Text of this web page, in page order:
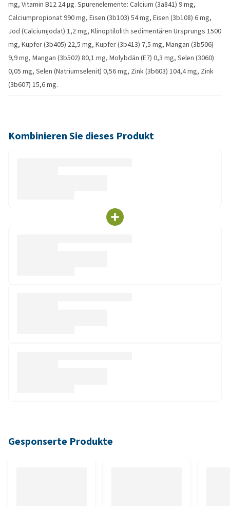
mg, Vitamin B12 24 µg. Spurenelemente: Calcium (3a841) 9 mg,
Calciumpropionat 990 mg, Eisen (3b103) 54 mg, Eisen (3b108) 6 mg,
Jod (Calciumjodat) 1,2 mg, Klinoptilolith sedimentären Ursprungs 1500
mg, Kupfer (3b405) 22,5 mg, Kupfer (3b413) 7,5 mg, Mangan (3b506)
9,9 mg, Mangan (3b502) 80,1 mg, Molybdän (E7) 0,3 mg, Selen (3060)
0,05 mg, Selen (Natriumselenit) 0,56 mg, Zink (3b603) 104,4 mg, Zink
(3b607) 15,6 mg.
Kombinieren Sie dieses Produkt
Gesponserte Produkte